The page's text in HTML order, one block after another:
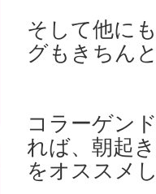
そして他に
グもきちん
コラーゲン
れば、朝起
をオススメ